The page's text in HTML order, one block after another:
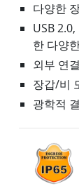
AI 모빌리티
AI 패널 PC
AI 컴퓨팅
다양한
USB
한 다양
외부 연
장갑/비
광학적